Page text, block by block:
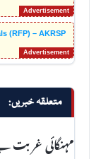
(RFP) – AKRSP
متعلقہ خبریں:
مہنگائی غربت